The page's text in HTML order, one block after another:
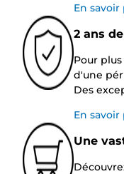
En
2 ans
Pour
d'une
Des
En
Une